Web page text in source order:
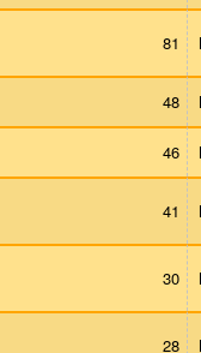
81
48
46
41
30
28